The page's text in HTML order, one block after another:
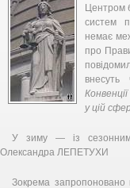
Центром
систем
немає
про
у цій
У зиму — із
Oлександра ЛЕПЕТУХИ
Зокрема запропоновано